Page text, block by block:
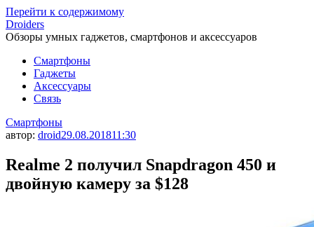
Перейти к содержимому
Droiders
Обзоры умных гаджетов, смартфонов и аксессуаров
Смартфоны
Гаджеты
Аксессуары
Связь
Смартфоны
автор: droid29.08.201811:30
Realme 2 получил Snapdragon 450 и
двойную камеру за $128